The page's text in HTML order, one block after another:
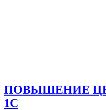
ПОВЫШЕНИЕ
1С